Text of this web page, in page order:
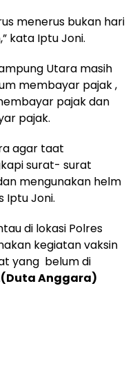
menerus bukan hari
kata Iptu Joni.
Utara masih
membayar pajak ,
pajak dan
pajak.
agar taat
surat- surat
mengunakan helm
Iptu Joni.
di lokasi Polres
kegiatan vaksin
yang belum di
(Duta Anggara)